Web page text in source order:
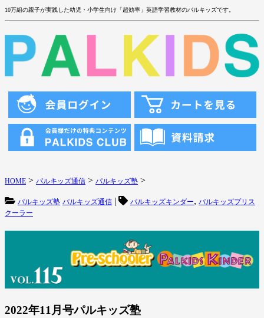
10万組の親子が実践した幼児・小学生向け「超効率」英語学習教材のパルキッズです。
HOME > パルキッズ通信 > パルキッズ塾 >
パルキッズ塾 パルキッズ通信 | パルキッズキンダー, パルキッズプリス
クーラー
2022年11月号パルキッズ塾